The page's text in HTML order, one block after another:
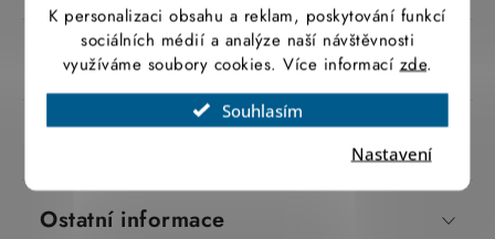
K personalizaci obsahu a reklam, poskytování funkcí
sociálních médií a analýze naší návštěvnosti
využíváme soubory cookies. Více informacízde.
Souhlasím
Nastavení
VÝPRODEJ
Položky bez zařazené kategorie dle výrobců
VÁNOCE
OSVĚTLENÍ
Popis produktu
Ostatní informace